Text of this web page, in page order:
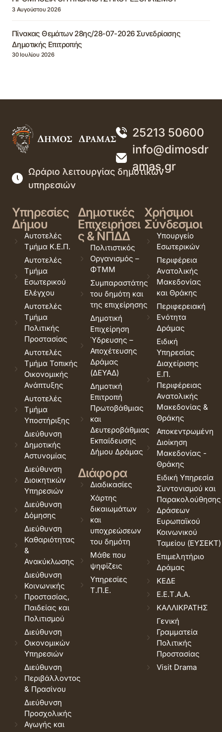
3 Αυγούστου 2026
Πίνακας Θεμάτων 28ης/28-07-2026 Συνεδρίασης
Δημοτικής Επιτροπής
30 Ιουλίου 2026
25213 50600
info@dimosdr
amas.gr
Ωράριο λειτουργίας δημοτικών
υπηρεσιών
Υπηρεσίες
Δήμου
Αυτοτελές
Τμήμα Κ.Ε.Π.
Αυτοτελές
Τμήμα
Εσωτερικού
Ελέγχου
Αυτοτελές
Τμήμα
Πολιτικής
Προστασίας
Αυτοτελές
Τμήμα Τοπικής
Οικονομικής
Ανάπτυξης
Αυτοτελές
Τμήμα
Υποστήριξης
Διεύθυνση
Δημοτικής
Αστυνομίας
Διεύθυνση
Διοικητικών
Υπηρεσιών
Διεύθυνση
Δόμησης
Διεύθυνση
Καθαριότητας
&
Ανακύκλωσης
Διεύθυνση
Κοινωνικής
Προστασίας,
Παιδείας και
Πολιτισμού
Διεύθυνση
Οικονομικών
Υπηρεσιών
Διεύθυνση
Περιβάλλοντος
& Πρασίνου
Διεύθυνση
Προσχολικής
Αγωγής και
Δημοτικές
Επιχειρήσει
ς & ΝΠΔΔ
Πολιτιστικός
Οργανισμός –
ΦΤΜΜ
Συμπαραστάτης
του δημότη και
της επιχείρησης
Δημοτική
Επιχείρηση
Ύδρευσης –
Αποχέτευσης
Δράμας
(ΔΕΥΑΔ)
Δημοτική
Επιτροπή
Πρωτοβάθμιας
και
Δευτεροβάθμιας
Εκπαίδευσης
Δήμου Δράμας
Διάφορα
Διαδικασίες
Χάρτης
δικαιωμάτων
και
υποχρεώσεων
του δημότη
Μάθε που
ψηφίζεις
Υπηρεσίες
Τ.Π.Ε.
Χρήσιμοι
Σύνδεσμοι
Υπουργείο
Εσωτερικών
Περιφέρεια
Ανατολικής
Μακεδονίας
και Θράκης
Περιφερειακή
Ενότητα
Δράμας
Ειδική
Υπηρεσίας
Διαχείρισης
Ε.Π.
Περιφέρειας
Ανατολικής
Μακεδονίας &
Θράκης
Αποκεντρωμένη
Διοίκηση
Μακεδονίας -
Θράκης
Ειδική Υπηρεσία
Συντονισμού και
Παρακολούθησης
Δράσεων
Ευρωπαϊκού
Κοινωνικού
Ταμείου (ΕΥΣΕΚΤ)
Επιμελητήριο
Δράμας
ΚΕΔΕ
Ε.Ε.Τ.Α.Α.
ΚΑΛΛΙΚΡΑΤΗΣ
Γενική
Γραμματεία
Πολιτικής
Προστασίας
Visit Drama